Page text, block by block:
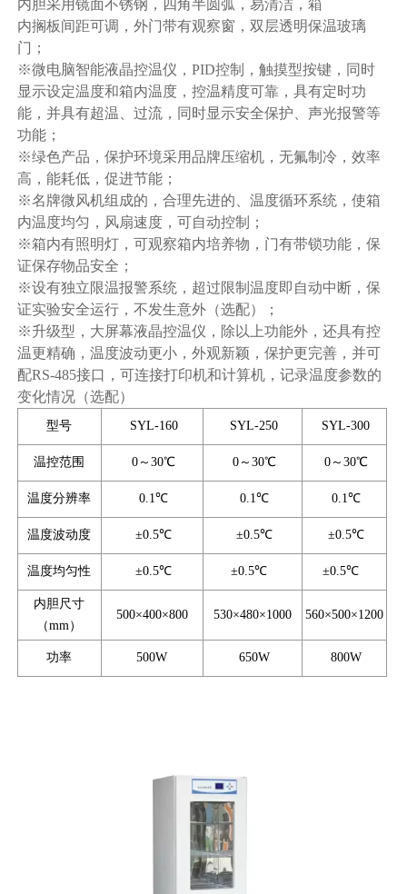
内胆采用镜面不锈钢，四角半圆弧，易清洁，箱
内搁板间距可调，外门带有观察窗，双层透明保温玻璃
门；
※微电脑智能液晶控温仪，PID控制，触摸型按键，同时
显示设定温度和箱内温度，控温精度可靠，具有定时功
能，并具有超温、过流，同时显示安全保护、声光报警等
功能；
※绿色产品，保护环境采用品牌压缩机，无氟制冷，效率
高，能耗低，促进节能；
※名牌微风机组成的，合理先进的、温度循环系统，使箱
内温度均匀，风扇速度，可自动控制；
※箱内有照明灯，可观察箱内培养物，门有带锁功能，保
证保存物品安全；
※设有独立限温报警系统，超过限制温度即自动中断，保
证实验安全运行，不发生意外（选配）；
※升级型，大屏幕液晶控温仪，除以上功能外，还具有控
温更精确，温度波动更小，外观新颖，保护更完善，并可
配RS-485接口，可连接打印机和计算机，记录温度参数的
变化情况（选配）
型号 SYL-160 SYL-250 SYL-300
温控范围 0～30℃ 0～30℃ 0～30℃
温度分辨率 0.1℃ 0.1℃ 0.1℃
温度波动度 ±0.5℃ ±0.5℃ ±0.5℃
温度均匀性 ±0.5℃ ±0.5℃ ±0.5℃
内胆尺寸
（mm）
500×400×800 530×480×1000 560×500×1200
功率 500W 650W 800W